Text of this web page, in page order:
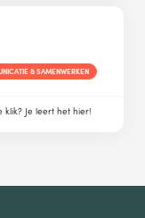
& SAMENWERKEN
klik? Je leert het hier!